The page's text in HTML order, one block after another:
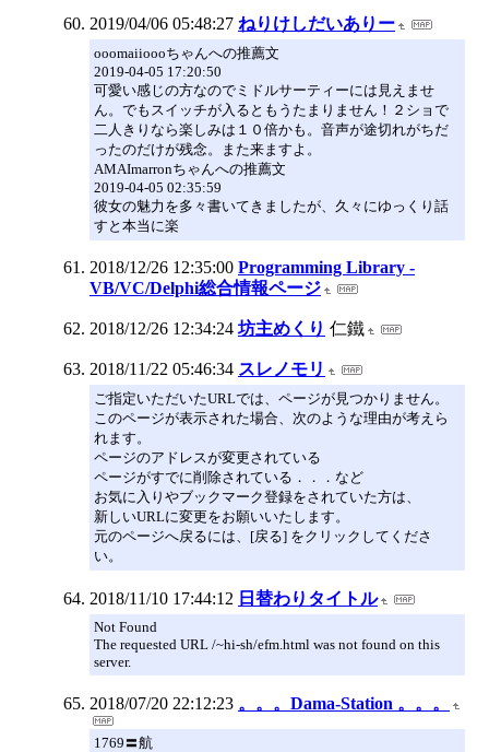
2019/04/06 05:48:27 ねりけしだいありー
ooomaiioooちゃんへの推薦文
2019-04-05 17:20:50
可愛い感じの方なのでミドルサーティーには見えませ
ん。でもスイッチが入るともうたまりません！２ショで
二人きりなら楽しみは１０倍かも。音声が途切れがちだ
ったのだけが残念。また来ますよ。
AMAImarronちゃんへの推薦文
2019-04-05 02:35:59
彼女の魅力を多々書いてきましたが、久々にゆっくり話
すと本当に楽
2018/12/26 12:35:00 Programming Library -
VB/VC/Delphi総合情報ページ
2018/12/26 12:34:24 坊主めくり 仁鐵
2018/11/22 05:46:34 スレノモリ
ご指定いただいたURLでは、ページが見つかりません。
このページが表示された場合、次のような理由が考えら
れます。
ページのアドレスが変更されている
ページがすでに削除されている．．．など
お気に入りやブックマーク登録をされていた方は、
新しいURLに変更をお願いいたします。
元のページへ戻るには、[戻る] をクリックしてくださ
い。
2018/11/10 17:44:12 日替わりタイトル
Not Found
The requested URL /~hi-sh/efm.html was not found on this
server.
2018/07/20 22:12:23 。。。Dama-Station 。。。
1769〓航